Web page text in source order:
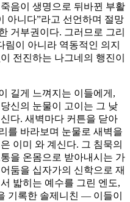
음이 생명으로 뒤바뀐 부활
아니다”라고 선언하며 절망
거부권이다. 그러므로 그리
이 아니라 역동적인 의지
전진하는 나그네의 행진이
길게 느껴지는 이들에게,
신의 눈물이 고이는 그 낮
다. 새벽마다 커튼을 닫아
를 바라보며 눈물로 새벽을
이미 와 계신다. 그 침묵의
을 온몸으로 받아내시는 가
둠을 십자가의 신학으로 재
밟히는 예수를 그린 엔도,
기록한 솔제니친 — 이들이